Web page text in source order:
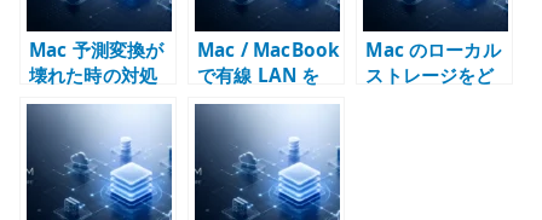
Mac 予測変換が
壊れた時の対処
Mac / MacBook
で有線 LAN を
Wi-Fi より優先す
る方法 – サービ
ス順序と route
で確認する
Mac のローカル
ストレージをど